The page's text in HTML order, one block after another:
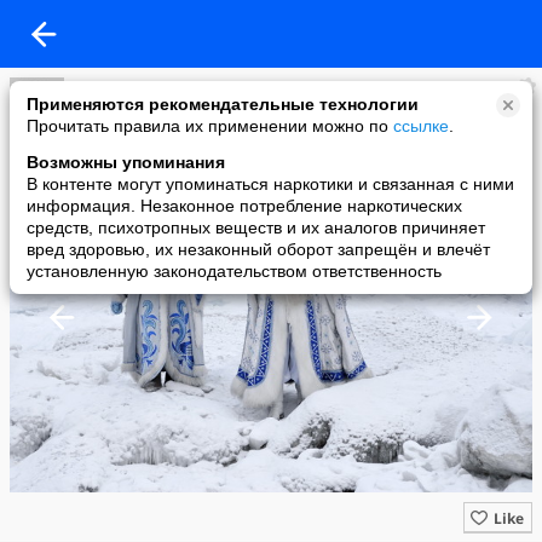
Применяются рекомендательные технологии
Прочитать правила их применении можно по ссылке
Возможны упоминания
В контенте могут упоминаться наркотики и связанная с ними
информация. Незаконное потребление наркотических
средств, психотропных веществ и их аналогов причиняет
вред здоровью, их незаконный оборот запрещён и влечёт
установленную законодательством ответственность
Дед Мороз и Снегурочка!!!
added a photo
22 Feb в 15:29
Like